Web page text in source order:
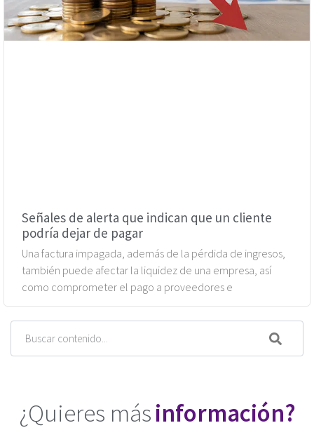
Señales de alerta que indican que un cliente
podría dejar de pagar
Una factura impagada, además de la pérdida de ingresos,
también puede afectar la liquidez de una empresa, así
como comprometer el pago a proveedores e
¿Quieres másinformación?